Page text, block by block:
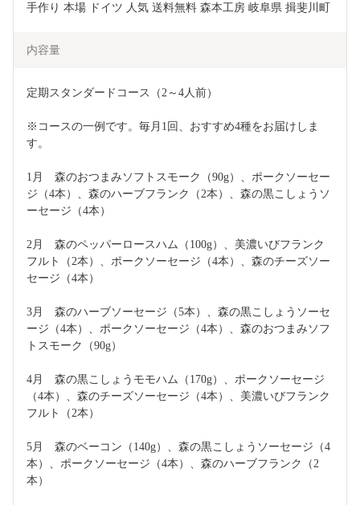
手作り 本場 ドイツ 人気 送料無料 森本工房 岐阜県 揖斐川町
内容量
定期スタンダードコース（2～4人前）
※コースの一例です。毎月1回、おすすめ4種をお届けしま
す。
1月　森のおつまみソフトスモーク（90g）、ポークソーセー
ジ（4本）、森のハーブフランク（2本）、森の黒こしょうソ
ーセージ（4本）
2月　森のペッパーロースハム（100g）、美濃いびフランク
フルト（2本）、ポークソーセージ（4本）、森のチーズソー
セージ（4本）
3月　森のハーブソーセージ（5本）、森の黒こしょうソーセ
ージ（4本）、ポークソーセージ（4本）、森のおつまみソフ
トスモーク（90g）
4月　森の黒こしょうモモハム（170g）、ポークソーセージ
（4本）、森のチーズソーセージ（4本）、美濃いびフランク
フルト（2本）
5月　森のベーコン（140g）、森の黒こしょうソーセージ（4
本）、ポークソーセージ（4本）、森のハーブフランク（2
本）